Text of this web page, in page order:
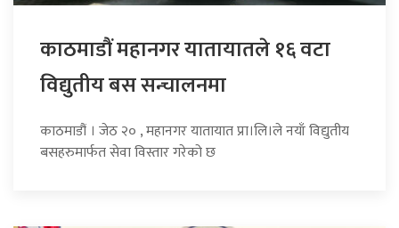
काठमाडौं महानगर यातायातले १६ वटा
विद्युतीय बस सन्चालनमा
काठमाडौं । जेठ २० , महानगर यातायात प्रा।लि।ले नयाँ विद्युतीय
बसहरुमार्फत सेवा विस्तार गरेको छ